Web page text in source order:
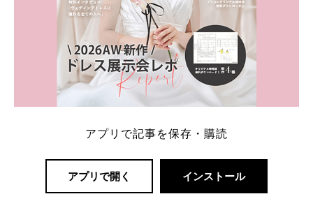
アプリで記事を保存・購読
アプリで開く インストール